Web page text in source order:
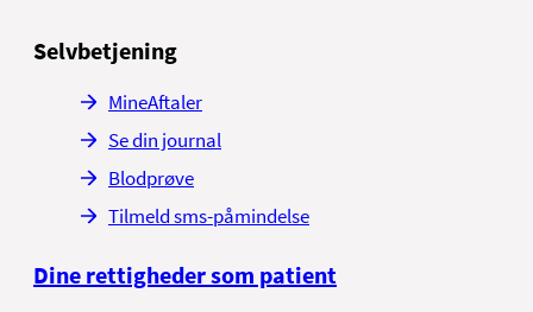
Selvbetjening
MineAftaler
Se din journal
Blodprøve
Tilmeld sms-påmindelse
Dine rettigheder som patient